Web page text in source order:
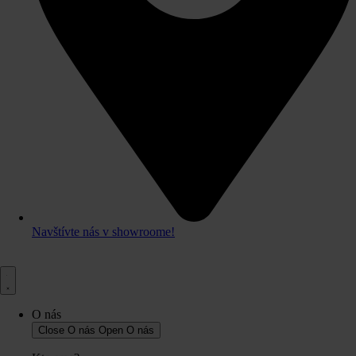
Navštívte nás v showroome!
O nás
Close O nás Open O nás